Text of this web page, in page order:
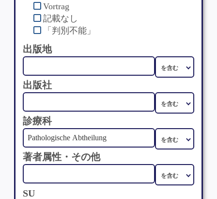
Vortrag
記載なし
「判別不能」
出版地
出版社
診療科
著者属性・その他
SU